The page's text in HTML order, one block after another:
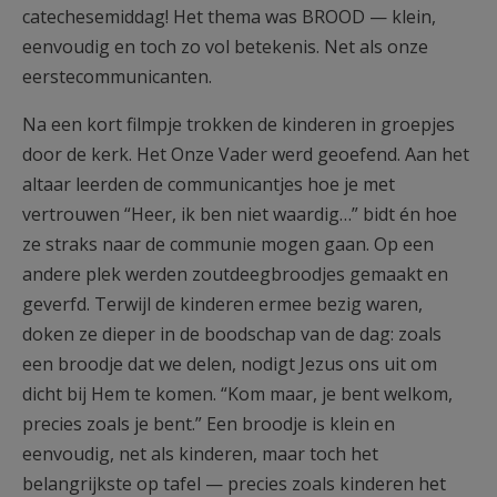
catechesemiddag! Het thema was BROOD — klein,
eenvoudig en toch zo vol betekenis. Net als onze
eerstecommunicanten.
Na een kort filmpje trokken de kinderen in groepjes
door de kerk. Het Onze Vader werd geoefend. Aan het
altaar leerden de communicantjes hoe je met
vertrouwen “Heer, ik ben niet waardig…” bidt én hoe
ze straks naar de communie mogen gaan. Op een
andere plek werden zoutdeegbroodjes gemaakt en
geverfd. Terwijl de kinderen ermee bezig waren,
doken ze dieper in de boodschap van de dag: zoals
een broodje dat we delen, nodigt Jezus ons uit om
dicht bij Hem te komen. “Kom maar, je bent welkom,
precies zoals je bent.” Een broodje is klein en
eenvoudig, net als kinderen, maar toch het
belangrijkste op tafel — precies zoals kinderen het